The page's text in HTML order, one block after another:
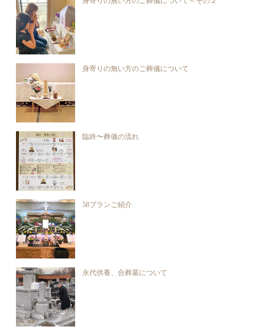
身寄りの無い方のご葬儀について
臨終〜葬儀の流れ
58プランご紹介
永代供養、合葬墓について